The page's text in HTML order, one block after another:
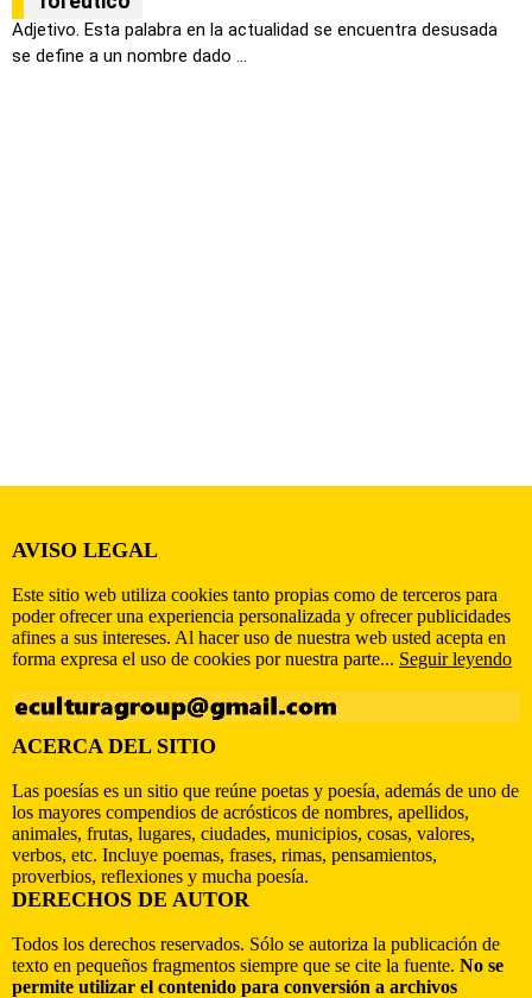
Adjetivo. Esta palabra en la actualidad se encuentra desusada
se define a un nombre dado ...
AVISO LEGAL
Este sitio web utiliza cookies tanto propias como de terceros para
poder ofrecer una experiencia personalizada y ofrecer publicidades
afines a sus intereses. Al hacer uso de nuestra web usted acepta en
forma expresa el uso de cookies por nuestra parte... Seguir leyendo
ACERCA DEL SITIO
Las poesías es un sitio que reúne poetas y poesía, además de uno de
los mayores compendios de acrósticos de nombres, apellidos,
animales, frutas, lugares, ciudades, municipios, cosas, valores,
verbos, etc. Incluye poemas, frases, rimas, pensamientos,
proverbios, reflexiones y mucha poesía.
DERECHOS DE AUTOR
Todos los derechos reservados. Sólo se autoriza la publicación de
texto en pequeños fragmentos siempre que se cite la fuente. No se
permite utilizar el contenido para conversión a archivos